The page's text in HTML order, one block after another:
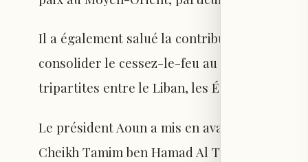
Il a également salué la contribution du Qatar
consolider le cessez-le-feu au Liban, selon
tripartites entre le Liban, les États-Unis et
Le président Aoun a mis en avant les
Cheikh Tamim ben Hamad Al Thani, envers